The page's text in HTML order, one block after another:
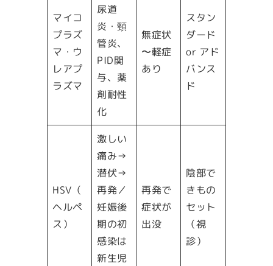
マイコ
プラズ
マ・ウ
レアプ
ラズマ
尿道
炎・頸
管炎、
PID関
与、薬
剤耐性
化
無症状
〜軽症
あり
スタン
ダード
or アド
バンス
ド
HSV（
ヘルペ
ス）
激しい
痛み→
潜伏→
再発／
妊娠後
期の初
感染は
新生児
再発で
症状が
出没
陰部で
きもの
セット
（視
診）